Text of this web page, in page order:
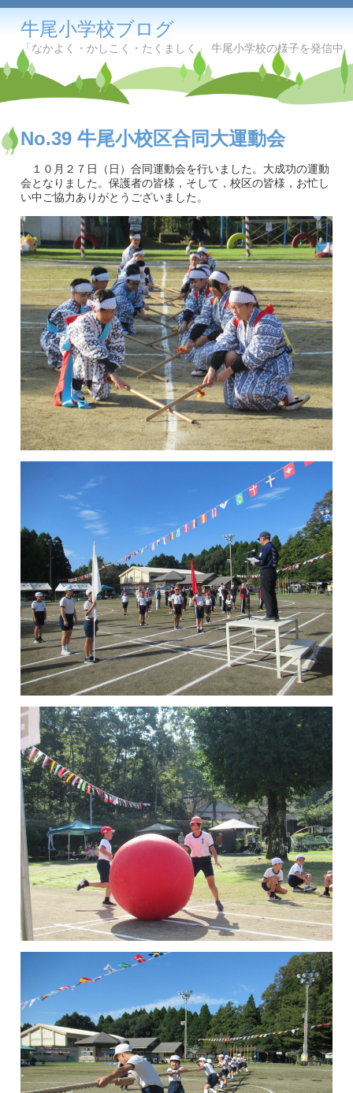
牛尾小学校ブログ
「なかよく・かしこく・たくましく」 牛尾小学校の様子を発信中
No.39 牛尾小校区合同大運動会
１０月２７日（日）合同運動会を行いました。大成功の運動
会となりました。保護者の皆様，そして，校区の皆様，お忙し
い中ご協力ありがとうございました。